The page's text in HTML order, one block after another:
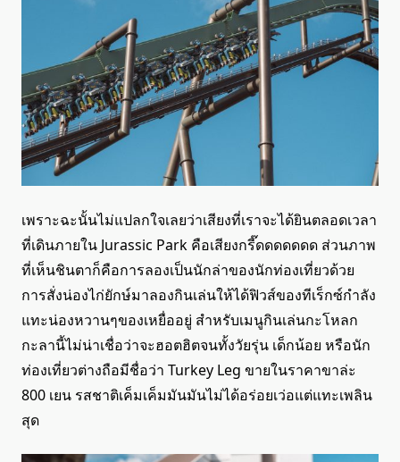
เพราะฉะนั้นไม่แปลกใจเลยว่าเสียงที่เราจะได้ยินตลอดเวลา
ที่เดินภายใน Jurassic Park คือเสียงกรี๊ดดดดดดด ส่วนภาพ
ที่เห็นชินตาก็คือการลองเป็นนักล่าของนักท่องเที่ยวด้วย
การสั่งน่องไก่ยักษ์มาลองกินเล่นให้ได้ฟิวส์ของทีเร็กซ์กำลัง
แทะน่องหวานๆของเหยื่ออยู่ สำหรับเมนูกินเล่นกะโหลก
กะลานี้ไม่น่าเชื่อว่าจะฮอตฮิตจนทั้งวัยรุ่น เด็กน้อย หรือนัก
ท่องเที่ยวต่างถือมีชื่อว่า Turkey Leg ขายในราคาขาล่ะ
800 เยน รสชาติเค็มเค็มมันมันไม่ได้อร่อยเว่อแต่แทะเพลิน
สุด